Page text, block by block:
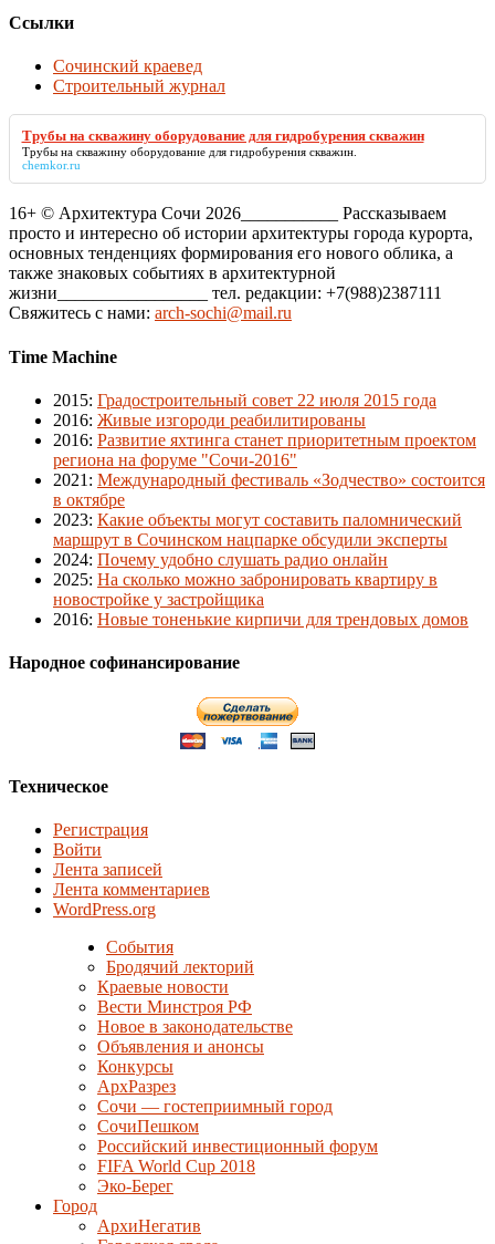
Ссылки
Сочинский краевед
Строительный журнал
Трубы на скважину оборудование для гидробурения скважин
Трубы на скважину оборудование для гидробурения скважин.
chemkor.ru
16+ © Архитектура Сочи 2026___________ Рассказываем
просто и интересно об истории архитектуры города курорта,
основных тенденциях формирования его нового облика, а
также знаковых событиях в архитектурной
жизни_________________ тел. редакции: +7(988)2387111
Свяжитесь с нами: arch-sochi@mail.ru
Time Machine
2015: Градостроительный совет 22 июля 2015 года
2016: Живые изгороди реабилитированы
2016: Развитие яхтинга станет приоритетным проектом
региона на форуме "Сочи-2016"
2021 : Международный фестиваль «Зодчество» состоится
в октябре
2023: Какие объекты могут составить паломнический
маршрут в Сочинском нацпарке обсудили эксперты
2024: Почему удобно слушать радио онлайн
2025: На сколько можно забронировать квартиру в
новостройке у застройщика
2016: Новые тоненькие кирпичи для трендовых домов
Народное софинансирование
Техническое
Регистрация
Войти
Лента записей
Лента комментариев
WordPress.org
События
Бродячий лекторий
Краевые новости
Вести Минстроя РФ
Новое в законодательстве
Объявления и анонсы
Конкурсы
АрхРазрез
Сочи — гостеприимный город
СочиПешком
Российский инвестиционный форум
FIFA World Cup 2018
Эко-Берег
Город
АрхиНегатив